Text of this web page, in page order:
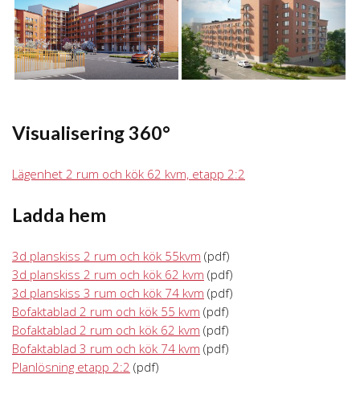
Visualisering 360°
Lägenhet 2 rum och kök 62 kvm, etapp 2:2
Ladda hem
3d planskiss 2 rum och kök 55kvm (pdf)
3d planskiss 2 rum och kök 62 kvm (pdf)
3d planskiss 3 rum och kök 74 kvm (pdf)
Bofaktablad 2 rum och kök 55 kvm (pdf)
Bofaktablad 2 rum och kök 62 kvm (pdf)
Bofaktablad 3 rum och kök 74 kvm (pdf)
Planlösning etapp 2:2 (pdf)